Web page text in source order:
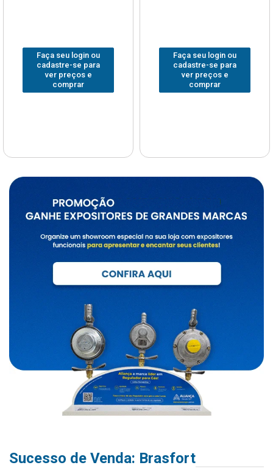
Faça seu login ou
cadastre-se para
ver preços e
comprar
Faça seu login ou
cadastre-se para
ver preços e
comprar
Sucesso de Venda: Brasfort